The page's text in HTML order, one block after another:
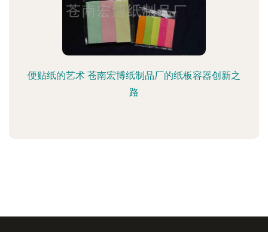
便贴纸的艺术 苍南宏博纸制品厂的纸板容器创新之
路